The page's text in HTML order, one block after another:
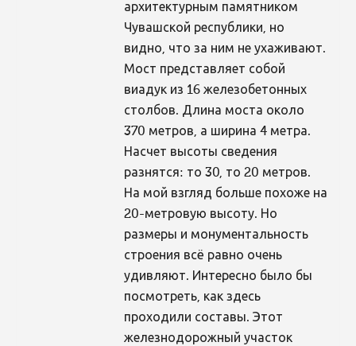
архитектурным памятником
Чувашской республики, но
видно, что за ним не ухаживают.
Мост представляет собой
виадук из 16 железобетонных
столбов. Длина моста около
370 метров, а ширина 4 метра.
Насчет высоты сведения
разнятся: то 30, то 20 метров.
На мой взгляд больше похоже на
20-метровую высоту. Но
размеры и монументальность
строения всё равно очень
удивляют. Интересно было бы
посмотреть, как здесь
проходили составы. Этот
железнодорожный участок